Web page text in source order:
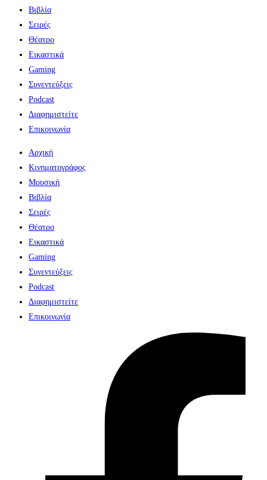
Βιβλία
Σειρές
Θέατρο
Εικαστικά
Gaming
Συνεντεύξεις
Podcast
Διαφημιστείτε
Επικοινωνία
Αρχική
Κινηματογράφος
Μουσική
Βιβλία
Σειρές
Θέατρο
Εικαστικά
Gaming
Συνεντεύξεις
Podcast
Διαφημιστείτε
Επικοινωνία